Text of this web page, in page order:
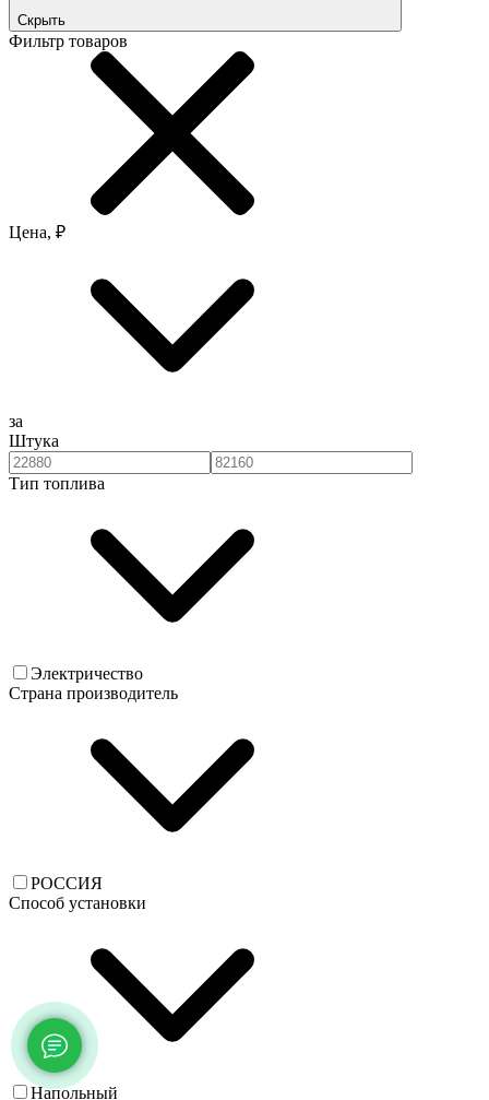
Скрыть
Фильтр товаров
Цена, ₽
за
Штука
Тип топлива
Электричество
Страна производитель
РОССИЯ
Способ установки
Напольный